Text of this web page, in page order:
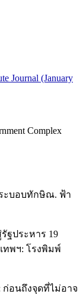
Journal (January
Complex
ระบอบทักษิณ. ฟ้า
ฐประหาร 19
ทพฯ: โรงพิมพ์
ก่อนถึงจุดที่ไม่อาจ